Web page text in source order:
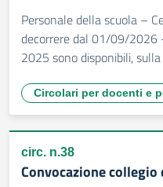
Personale della scuola –
decorrere dal 01/09/
2025 sono disponibili,
Circolari per docenti e
circ. n.38
Convocazione